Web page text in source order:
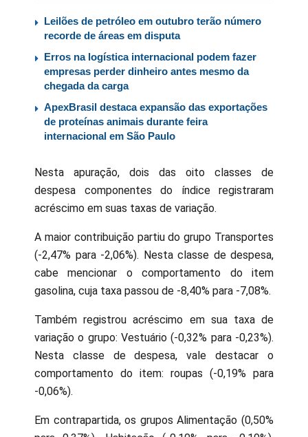
Leilões de petróleo em outubro terão número
recorde de áreas em disputa
Erros na logística internacional podem fazer
empresas perder dinheiro antes mesmo da
chegada da carga
ApexBrasil destaca expansão das exportações
de proteínas animais durante feira
internacional em São Paulo
Nesta apuração, dois das oito classes de
despesa componentes do índice registraram
acréscimo em suas taxas de variação.
A maior contribuição partiu do grupo Transportes
(-2,47% para -2,06%). Nesta classe de despesa,
cabe mencionar o comportamento do item
gasolina, cuja taxa passou de -8,40% para -7,08%.
Também registrou acréscimo em sua taxa de
variação o grupo: Vestuário (-0,32% para -0,23%).
Nesta classe de despesa, vale destacar o
comportamento do item: roupas (-0,19% para
-0,06%).
Em contrapartida, os grupos Alimentação (0,50%